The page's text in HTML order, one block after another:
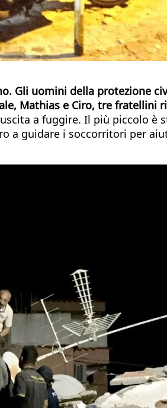
Gli uomini della protezione
Mathias e Ciro, tre fratellini
a fuggire. Il più piccolo è
a guidare i soccorritori per